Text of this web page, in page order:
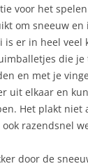
voor het
om sneeuw en
is er in heel veel
die je
en met je
uit elkaar en
Het plakt niet
razendsnel
door de